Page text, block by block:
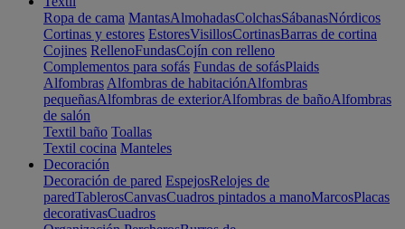
Ropa de cama MantasAlmohadasColchasSábanasNórdicos
Cortinas y estores EstoresVisillosCortinasBarras de cortina
Cojines RellenoFundasCojín con relleno
Complementos para sofás Fundas de sofásPlaids
Alfombras Alfombras de habitaciónAlfombras
pequeñasAlfombras de exteriorAlfombras de bañoAlfombras
de salón
Textil baño Toallas
Textil cocina Manteles
Decoración
Decoración de pared EspejosRelojes de
paredTablerosCanvasCuadros pintados a manoMarcosPlacas
decorativasCuadros